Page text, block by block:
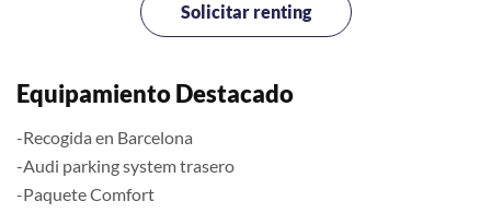
Solicitar renting
Equipamiento Destacado
-Recogida en Barcelona
-Audi parking system trasero
-Paquete Comfort